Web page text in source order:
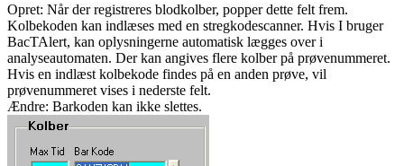
Opret: Når der registreres blodkolber, popper dette felt frem.
Kolbekoden kan indlæses med en stregkodescanner. Hvis I bruger
BacTAlert, kan oplysningerne automatisk lægges over i
analyseautomaten. Der kan angives flere kolber på prøvenummeret.
Hvis en indlæst kolbekode findes på en anden prøve, vil
prøvenummeret vises i nederste felt.
Ændre: Barkoden kan ikke slettes.